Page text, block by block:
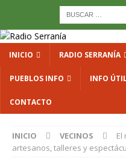
INICIO RADIO SERRANÍA
PUEBLOS INFO INFO
CONTACTO
INICIO VECINOS
El
artesanos, talleres y